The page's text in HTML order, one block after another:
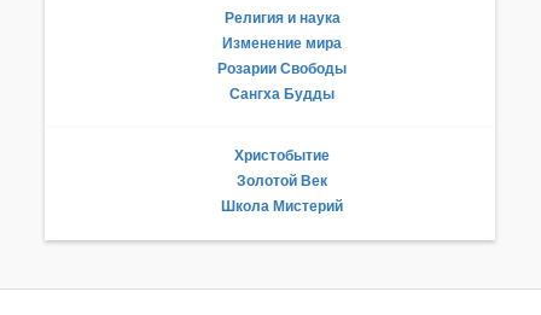
Религия и наука
Изменение мира
Розарии Свободы
Сангха Будды
Христобытие
Золотой Век
Школа Мистерий